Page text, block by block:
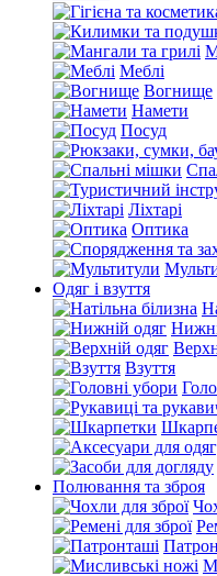
Меблі
Вогнище
Намети
Посуд
Ліхтарі
Оптика
Одяг і взуття
Взуття
Полювання та зброя